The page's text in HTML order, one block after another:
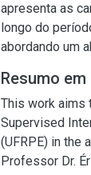
apresenta as
longo do
abordando um
Resumo
This work aims
Supervised
(UFRPE) in the
Professor Dr.